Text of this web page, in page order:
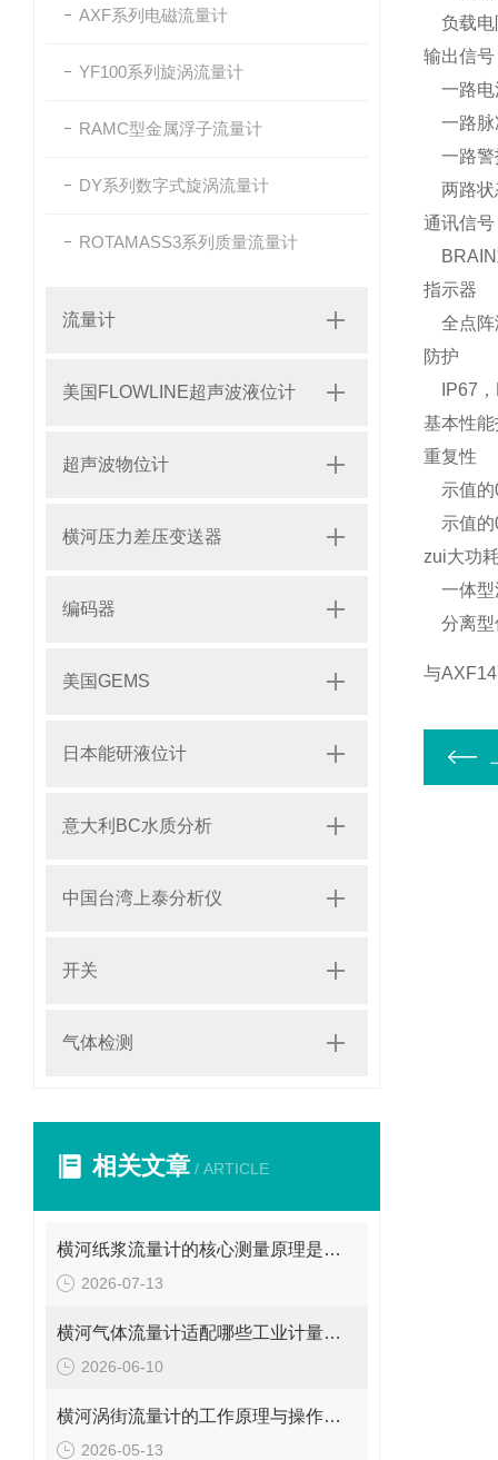
AXF系列电磁流量计
YF100系列旋涡流量计
RAMC型金属浮子流量计
DY系列数字式旋涡流量计
ROTAMASS3系列质量流量计
流量计
美国FLOWLINE超声波液位计
超声波物位计
横河压力差压变送器
编码器
美国GEMS
日本能研液位计
意大利BC水质分析
中国台湾上泰分析仪
开关
气体检测
相关文章 / ARTICLE
横河纸浆流量计的核心测量原理是什么？
2026-07-13
横河气体流量计适配哪些工业计量场景？
2026-06-10
横河涡街流量计的工作原理与操作要点是什么？
2026-05-13
负载电
输出信号
一路电
一路脉
一路警
两路状
通讯信号
BRAIN
指示器
全点阵
防护
IP67，
基本性
重复性
示值的
示值的
zui大功
一体型
分离型
与